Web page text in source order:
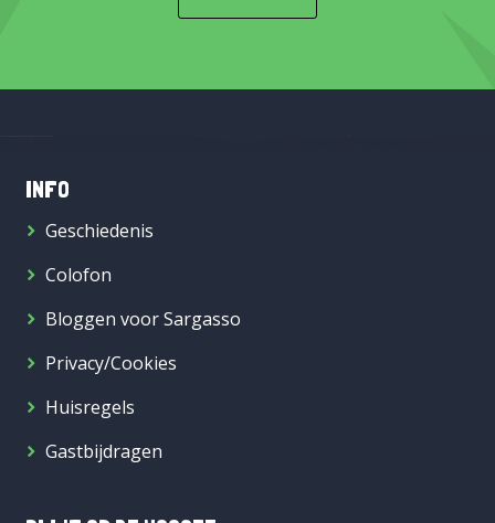
INFO
Geschiedenis
Colofon
Bloggen voor Sargasso
Privacy/Cookies
Huisregels
Gastbijdragen